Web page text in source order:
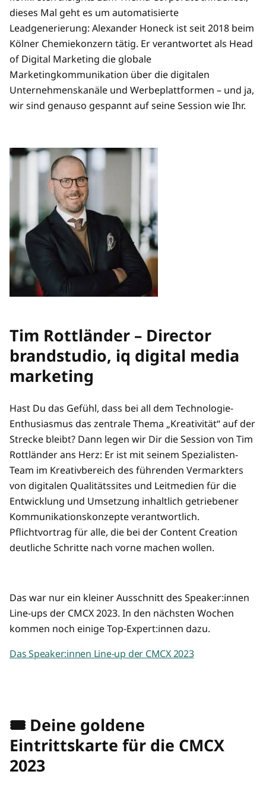
dieses Mal geht es um automatisierte
Leadgenerierung: Alexander Honeck ist seit 2018 beim
Kölner Chemiekonzern tätig. Er verantwortet als Head
of Digital Marketing die globale
Marketingkommunikation über die digitalen
Unternehmenskanäle und Werbeplattformen – und ja,
wir sind genauso gespannt auf seine Session wie Ihr.
Tim Rottländer – Director
brandstudio, iq digital media
marketing
Hast Du das Gefühl, dass bei all dem Technologie-
Enthusiasmus das zentrale Thema „Kreativität“ auf der
Strecke bleibt? Dann legen wir Dir die Session von Tim
Rottländer ans Herz: Er ist mit seinem Spezialisten-
Team im Kreativbereich des führenden Vermarkters
von digitalen Qualitätssites und Leitmedien für die
Entwicklung und Umsetzung inhaltlich getriebener
Kommunikationskonzepte verantwortlich.
Pflichtvortrag für alle, die bei der Content Creation
deutliche Schritte nach vorne machen wollen.
Das war nur ein kleiner Ausschnitt des Speaker:innen
Line-ups der CMCX 2023. In den nächsten Wochen
kommen noch einige Top-Expert:innen dazu.
Das Speaker:innen Line-up der CMCX 2023
🎟️ Deine goldene
Eintrittskarte für die CMCX
2023